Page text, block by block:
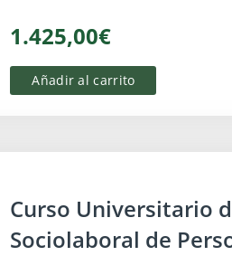
1.425,00€
Añadir al carrito
Curso Universitario
Sociolaboral de